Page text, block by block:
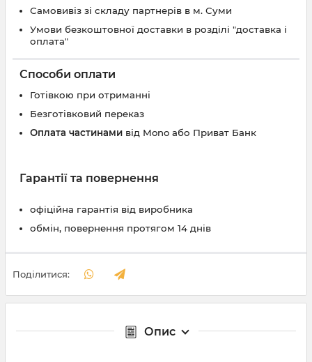
Самовивіз зі складу партнерів в м. Суми
Умови безкоштовної доставки в розділі "доставка і
оплата"
Способи оплати
Готівкою при отриманні
Безготівковий переказ
Оплата частинами від Mono або Приват Банк
Гарантії та повернення
офіційна гарантія від виробника
обмін, повернення протягом 14 днів
Поділитися:
Опис